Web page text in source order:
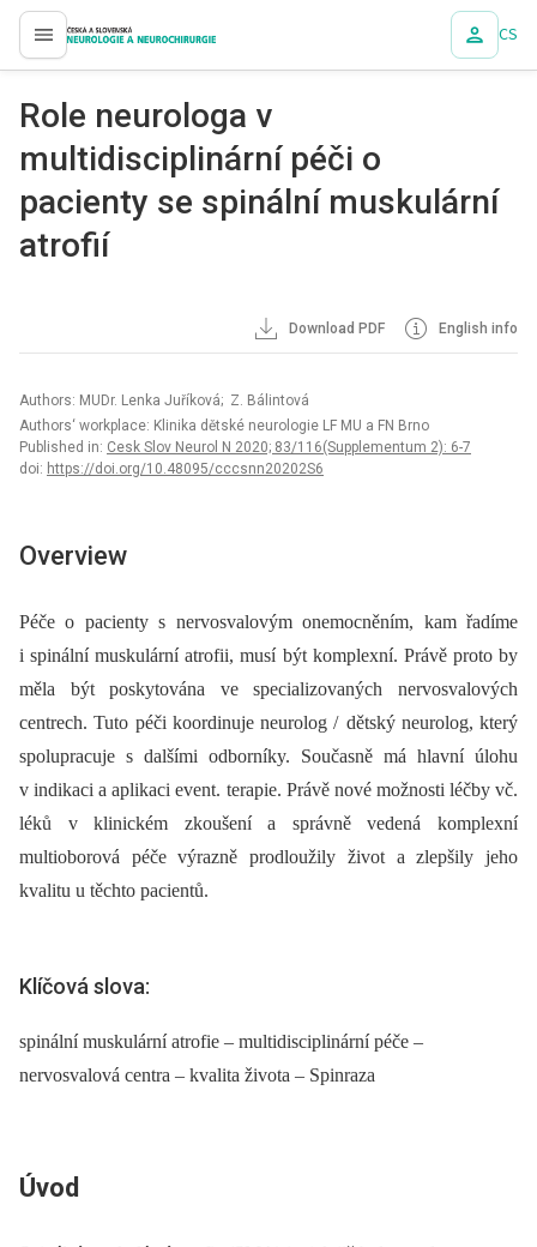
proLékaře.cz CS
Role neurologa v
multidisciplinární péči o
pacienty se spinální muskulární
atrofií
Download PDF English info
Authors: MUDr. Lenka Juříková; Z. Bálintová
Authors‘ workplace: Klinika dětské neurologie LF MU a FN Brno
Published in: Cesk Slov Neurol N 2020; 83/116(Supplementum 2): 6-7
doi: https://doi.org/10.48095/cccsnn20202S6
Overview
Péče o pacienty s nervosvalovým onemocněním, kam řadíme
i spinální muskulární atrofii, musí být komplexní. Právě proto by
měla být poskytována ve specializovaných nervosvalových
centrech. Tuto péči koordinuje neurolog / dětský neurolog, který
spolupracuje s dalšími odborníky. Současně má hlavní úlohu
v indikaci a aplikaci event. terapie. Právě nové možnosti léčby vč.
léků v klinickém zkoušení a správně vedená komplexní
multioborová péče výrazně prodloužily život a zlepšily jeho
kvalitu u těchto pacientů.
Klíčová slova:
spinální muskulární atrofie – multidisciplinární péče –
nervosvalová centra – kvalita života – Spinraza
Úvod